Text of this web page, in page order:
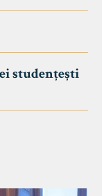
studențești